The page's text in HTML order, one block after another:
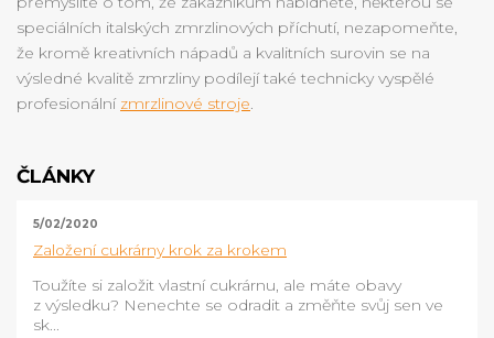
speciálních italských zmrzlinových příchutí, nezapomeňte,
že kromě kreativních nápadů a kvalitních surovin se na
výsledné kvalitě zmrzliny podílejí také technicky vyspělé
profesionální zmrzlinové stroje.
ČLÁNKY
5/02/2020
Založení cukrárny krok za krokem
Toužíte si založit vlastní cukrárnu, ale máte obavy
z výsledku? Nenechte se odradit a změňte svůj sen ve
sk...